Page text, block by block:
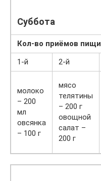
Суббота
Кол-во приёмов пищи
1-й
2-й
молоко
– 200
мл
овсянка
– 100 г
мясо
телятины
– 200 г
овощной
салат –
200 г